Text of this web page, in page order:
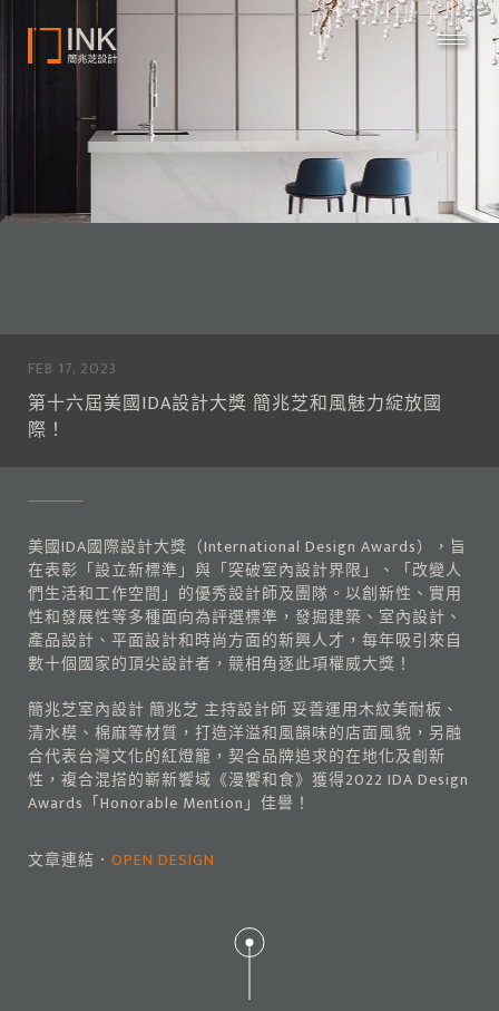
FEB 17, 2023
第十六屆美國IDA設計大獎 簡兆芝和風魅力綻放國
際！
美國IDA國際設計大獎（International Design Awards），旨
在表彰「設立新標準」與「突破室內設計界限」、「改變人
們生活和工作空間」的優秀設計師及團隊。以創新性、實用
性和發展性等多種面向為評選標準，發掘建築、室內設計、
產品設計、平面設計和時尚方面的新興人才，每年吸引來自
數十個國家的頂尖設計者，競相角逐此項權威大獎！
簡兆芝室內設計 簡兆芝 主持設計師 妥善運用木紋美耐板、
清水模、棉麻等材質，打造洋溢和風韻味的店面風貌，另融
合代表台灣文化的紅燈籠，契合品牌追求的在地化及創新
性，複合混搭的嶄新饗域《漫饗和食》獲得2022 IDA Design
Awards「Honorable Mention」佳譽！
文章連結． OPEN DESIGN